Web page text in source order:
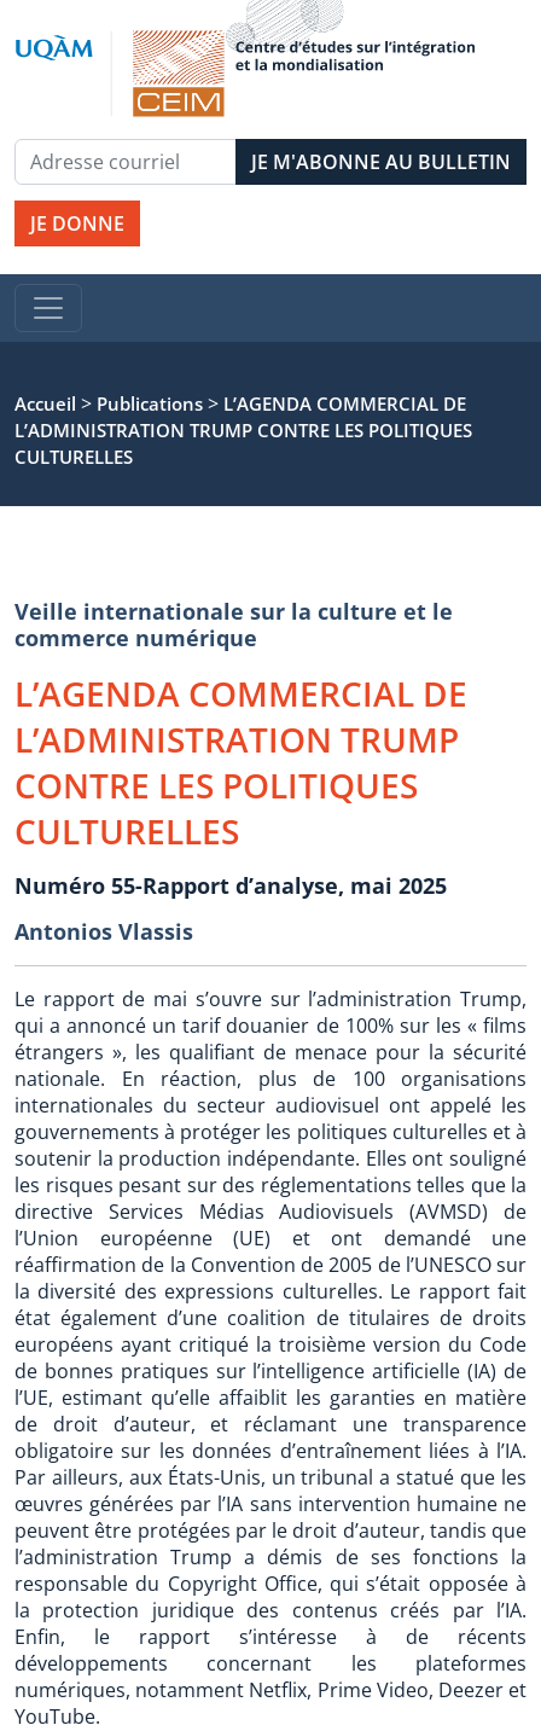
JE DONNE
Accueil > Publications > L’AGENDA COMMERCIAL DE
L’ADMINISTRATION TRUMP CONTRE LES POLITIQUES
CULTURELLES
Veille internationale sur la culture et le
commerce numérique
L’AGENDA COMMERCIAL DE
L’ADMINISTRATION TRUMP
CONTRE LES POLITIQUES
CULTURELLES
Numéro 55-Rapport d’analyse, mai 2025
Antonios Vlassis
Le rapport de mai s’ouvre sur l’administration Trump,
qui a annoncé un tarif douanier de 100% sur les « films
étrangers », les qualifiant de menace pour la sécurité
nationale. En réaction, plus de 100 organisations
internationales du secteur audiovisuel ont appelé les
gouvernements à protéger les politiques culturelles et à
soutenir la production indépendante. Elles ont souligné
les risques pesant sur des réglementations telles que la
directive Services Médias Audiovisuels (AVMSD) de
l’Union européenne (UE) et ont demandé une
réaffirmation de la Convention de 2005 de l’UNESCO sur
la diversité des expressions culturelles. Le rapport fait
état également d’une coalition de titulaires de droits
européens ayant critiqué la troisième version du Code
de bonnes pratiques sur l’intelligence artificielle (IA) de
l’UE, estimant qu’elle affaiblit les garanties en matière
de droit d’auteur, et réclamant une transparence
obligatoire sur les données d’entraînement liées à l’IA.
Par ailleurs, aux États-Unis, un tribunal a statué que les
œuvres générées par l’IA sans intervention humaine ne
peuvent être protégées par le droit d’auteur, tandis que
l’administration Trump a démis de ses fonctions la
responsable du Copyright Office, qui s’était opposée à
la protection juridique des contenus créés par l’IA.
Enfin, le rapport s’intéresse à de récents
développements concernant les plateformes
numériques, notamment Netflix, Prime Video, Deezer et
YouTube.